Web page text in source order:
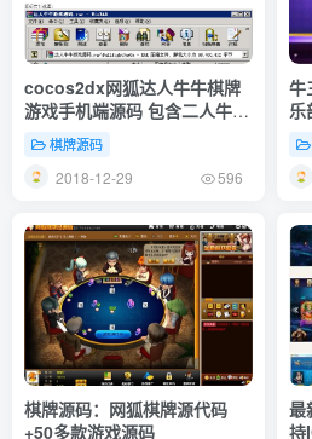
cocos2dx网狐达人牛牛棋牌
游戏手机端源码 包含二人牛
牛、百人牛牛、通比(换牌)牛
牛 棋牌源码
2018-12-29 596
牛
乐
棋牌源码：网狐棋牌源代码
+50多款游戏源码
最
持